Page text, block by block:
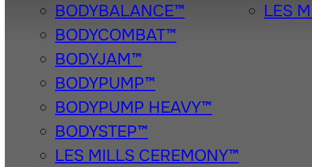
BODYBALANCE™
BODYCOMBAT™
BODYJAM™
BODYPUMP™
BODYPUMP HEAVY™
BODYSTEP™
LES MILLS CEREMONY™
LES
LES
STUDIO